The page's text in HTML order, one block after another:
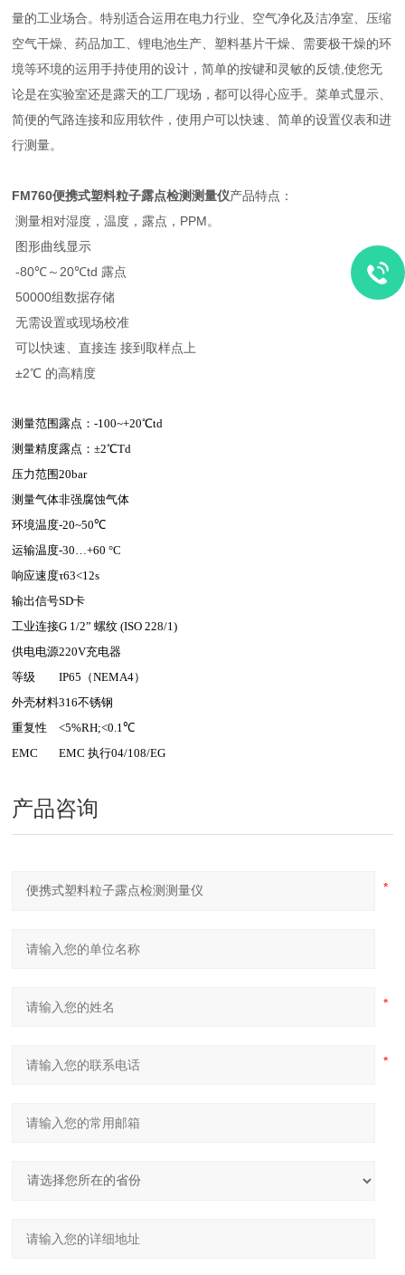
量的工业场合。特别适合运用在电力行业、空气净化及洁净室、压缩
空气干燥、药品加工、锂电池生产、塑料基片干燥、需要极干燥的环
境等环境的运用手持使用的设计，简单的按键和灵敏的反馈,使您无
论是在实验室还是露天的工厂现场，都可以得心应手。菜单式显示、
简便的气路连接和应用软件，使用户可以快速、简单的设置仪表和进
行测量。
FM760便携式塑料粒子露点检测测量仪产品特点：
测量相对湿度，温度，露点，PPM。
图形曲线显示
-80℃～20℃td 露点
50000组数据存储
无需设置或现场校准
可以快速、直接连 接到取样点上
±2℃ 的高精度
测量范围 露点：-100~+20℃td
测量精度露点：±2℃Td
压力范围20bar
测量气体非强腐蚀气体
环境温度-20~50℃
运输温度-30…+60 °C
响应速度τ63<12s
输出信号SD卡
工业连接G 1/2” 螺纹 (ISO 228/1)
供电电源220V充电器
等级
IP65（NEMA4）
外壳材料316不锈钢
重复性
<5%RH;<0.1℃
EMC
EMC 执行04/108/EG
产品咨询